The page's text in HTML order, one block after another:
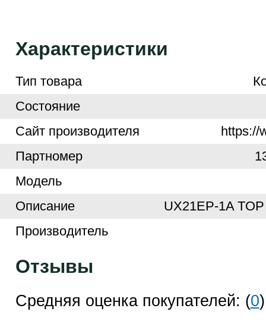
Характеристики
Тип товара
Cостояние
Cайт производителя
https://
Партномер
Модель
Описание
UX21EP-1A
Производитель
Отзывы
Средняя оценка покупателей: (0)